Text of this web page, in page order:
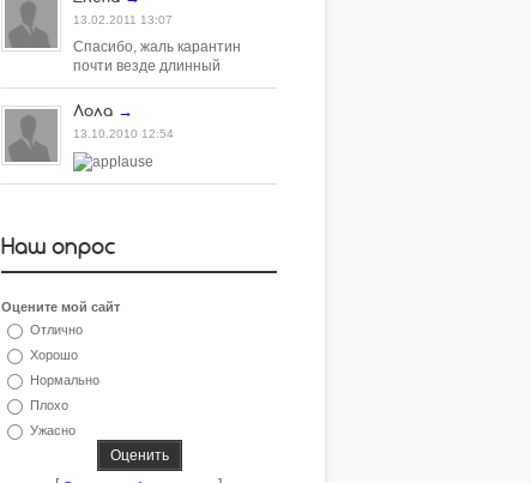
13.02.2011 13:07
Спасибо, жаль карантин
почти везде длинный
Лола →
13.10.2010 12:54
Наш опрос
Оцените мой сайт
Отлично
Хорошо
Нормально
Плохо
Ужасно